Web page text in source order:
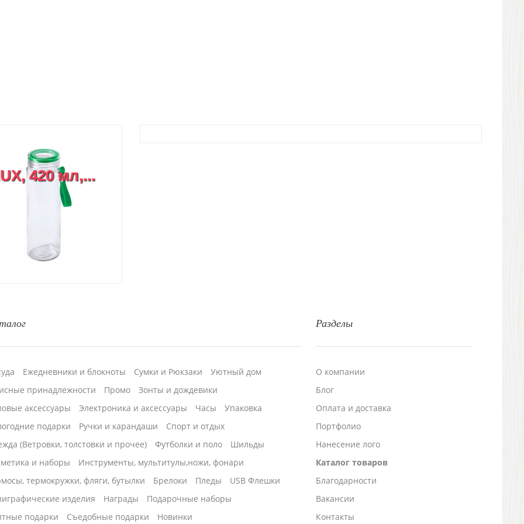
420 мл,...
Разделы
О компании
Блог
Оплата и доставка
Портфолио
Нанесение лого
Каталог товаров
Благодарности
Вакансии
Контакты
Ежедневники и блокноты Сумки и Рюкзаки
Уютный дом
принадлежности
Промо
Зонты и дождевики
аксессуары
Электроника и аксессуары Часы
Упаковка
подарки
Ручки и карандаши
Спорт и отдых
(Ветровки, толстовки и прочее)
Футболки и поло
Шильды
и наборы
Инструменты, мультитулы,ножи, фонари
термокружки, фляги, бутылки
Брелоки Пледы
USB Флешки
изделия
Награды
Подарочные наборы
подарки
Cъедобные подарки Новинки